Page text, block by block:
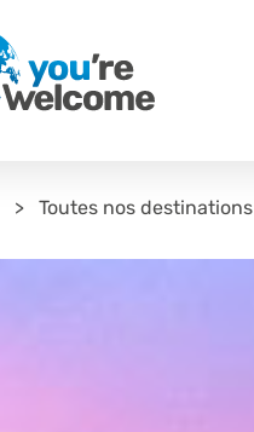
Toutes nos destinations